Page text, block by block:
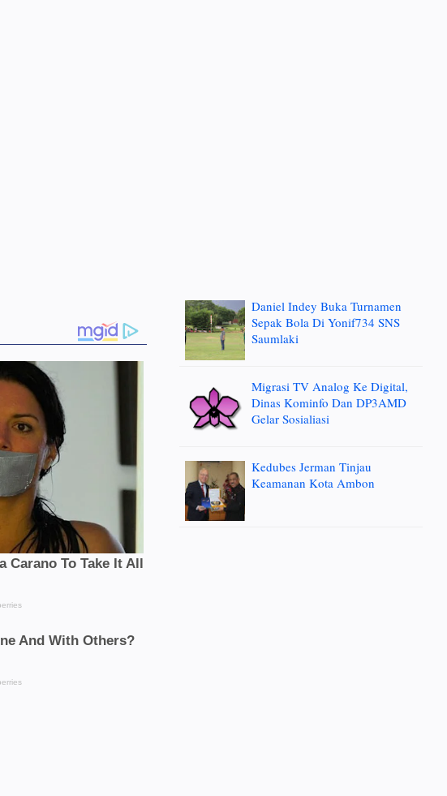
Daniel Indey Buka Turnamen
Sepak Bola Di Yonif734 SNS
Saumlaki
Migrasi TV Analog Ke Digital,
Dinas Kominfo Dan DP3AMD
Gelar Sosialiasi
Kedubes Jerman Tinjau
Keamanan Kota Ambon